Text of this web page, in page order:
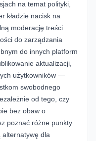
na temat polityki,
kładzie nacisk na
moderację treści
do zarządzania
do innych platform
aktualizacji,
użytkowników —
swobodnego
od tego, czy
bez obaw o
poznać różne punkty
alternatywę dla